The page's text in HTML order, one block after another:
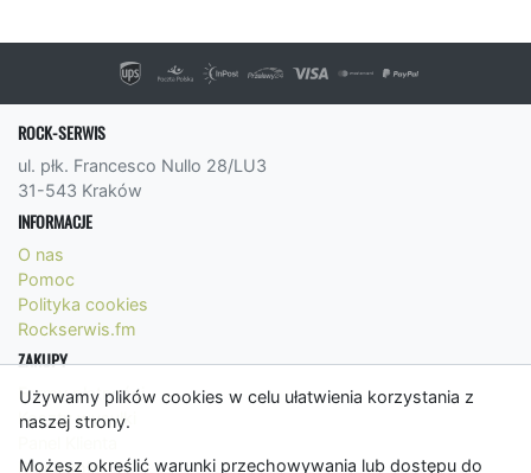
Używamy plików cookies w celu ułatwienia korzystania z
naszej strony.
Możesz określić warunki przechowywania lub dostępu do
ROCK-SERWIS
ul. płk. Francesco Nullo 28/LU3
31-543 Kraków
INFORMACJE
O nas
Pomoc
Polityka cookies
Rockserwis.fm
ZAKUPY
Formy płatności
Koszty wysyłki
Regulamin